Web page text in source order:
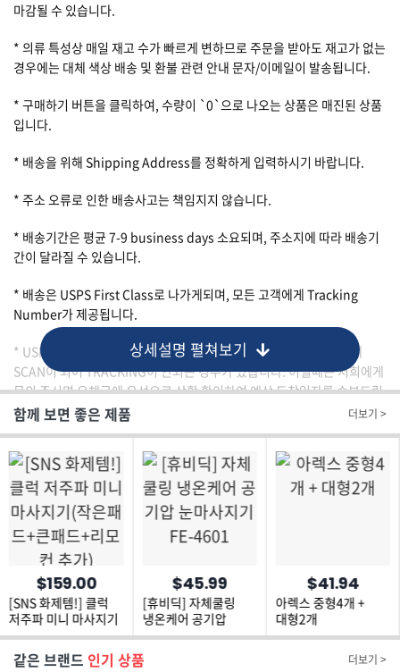
마감될 수 있습니다.
* 의류 특성상 매일 재고 수가 빠르게 변하므로 주문을 받아도 재고가 없는
경우에는 대체 색상 배송 및 환불 관련 안내 문자/이메일이 발송됩니다.
* 구매하기 버튼을 클릭하여, 수량이 `0`으로 나오는 상품은 매진된 상품
입니다.
* 배송을 위해 Shipping Address를 정확하게 입력하시기 바랍니다.
* 주소 오류로 인한 배송사고는 책임지지 않습니다.
* 배송기간은 평균 7-9 business days 소요되며, 주소지에 따라 배송기
간이 달라질 수 있습니다.
* 배송은 USPS First Class로 나가게되며, 모든 고객에게 Tracking
Number가 제공됩니다.
* USPS의 경우 물량이 많아 가끔 출발시에 SCAN을 안하고 도착시에
SCAN이 되어 TRACKING이 안되는 경우가 있습니다. 이럴때는 저희에게
문의 주시면 우체국에 유선으로 상황 확인하여 예상 도착일자를 송부드립
니다.
* 배송/제품관련 문의는 핫딜에 빠르게 주시고, 문의 없이 CHARGE
BACK을 하신 경우 물품을 회수합니다. 물품을 받으시고 CHARGE BACK
을 하시면 저희가 거래 은행측에 KINDLY FRAUD로 배달완료 서류와 전
달을 하여 고객님의 은행과의 거래정지 및 신용점수 하락의 조치가 취해질
수 있습니다.
상세설명 펼쳐보기
함께 보면 좋은 제품 더보기 >
$159.00
[SNS 화제템!] 클럭
저주파 미니 마사지기
(작은패드+큰패드
+리모컨 추가)
$45.99
[휴비딕] 자체쿨링
냉온케어 공기압
눈마사지기 FE-4601
$41.94
아렉스 중형4개 +
대형2개
같은 브랜드 인기 상품 더보기 >